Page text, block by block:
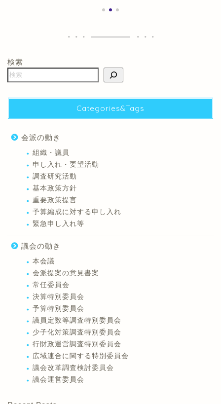
検索
Categories&Tags
会派の動き
組織・議員
申し入れ・要望活動
調査研究活動
基本政策方針
重要政策提言
予算編成に対する申し入れ
緊急申し入れ等
議会の動き
本会議
会派提案の意見書案
常任委員会
決算特別委員会
予算特別委員会
議員定数等調査特別委員会
少子化対策調査特別委員会
行財政運営調査特別委員会
広域連合に関する特別委員会
議会改革調査検討委員会
議会運営委員会